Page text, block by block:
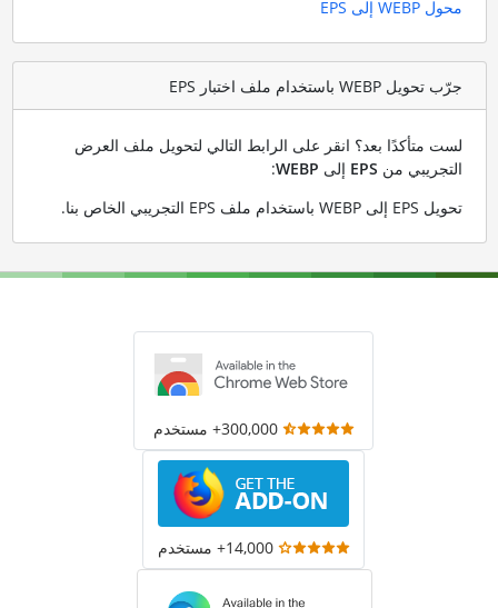
محول WEBP إلى EPS
جرّب تحويل WEBP باستخدام ملف اختبار EPS
لست متأكدًا بعد؟ انقر على الرابط التالي لتحويل ملف العرض
التجريبي من EPSإلى WEBP
:
تحويل EPS إلى WEBP باستخدام ملف EPS التجريبي الخاص بنا
.
300,000+ مستخدم
14,000+ مستخدم